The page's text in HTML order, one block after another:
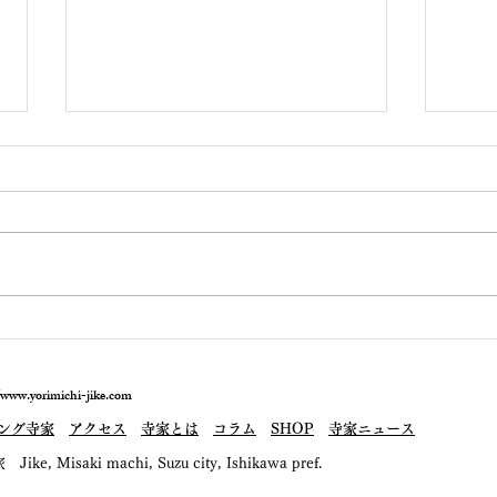
「能
jike.com
グ寺家 アクセス 寺家とは コラム SHOP 寺家ニュース
Jike, Misaki machi, Suzu city, Ishikawa pref.